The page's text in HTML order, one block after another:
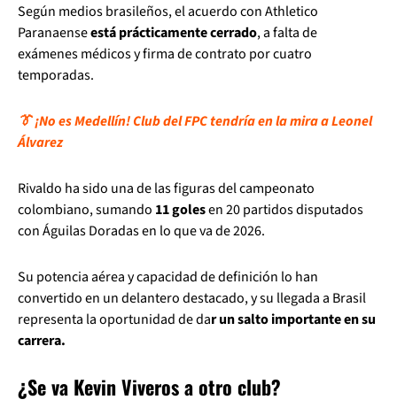
Según medios brasileños, el acuerdo con Athletico
Paranaenseestá prácticamente cerrado, a falta de
exámenes médicos y firma de contrato por cuatro
temporadas.
👔 ¡No es Medellín! Club del FPC tendría en la mira a Leonel
Álvarez
Rivaldo ha sido una de las figuras del campeonato
colombiano, sumando 11 golesen 20 partidos disputados
con Águilas Doradas en lo que va de 2026.
Su potencia aérea y capacidad de definición lo han
convertido en un delantero destacado, y su llegada a Brasil
representa la oportunidad de dar un salto importante en su
carrera.
¿Se va Kevin Viveros a otro club?